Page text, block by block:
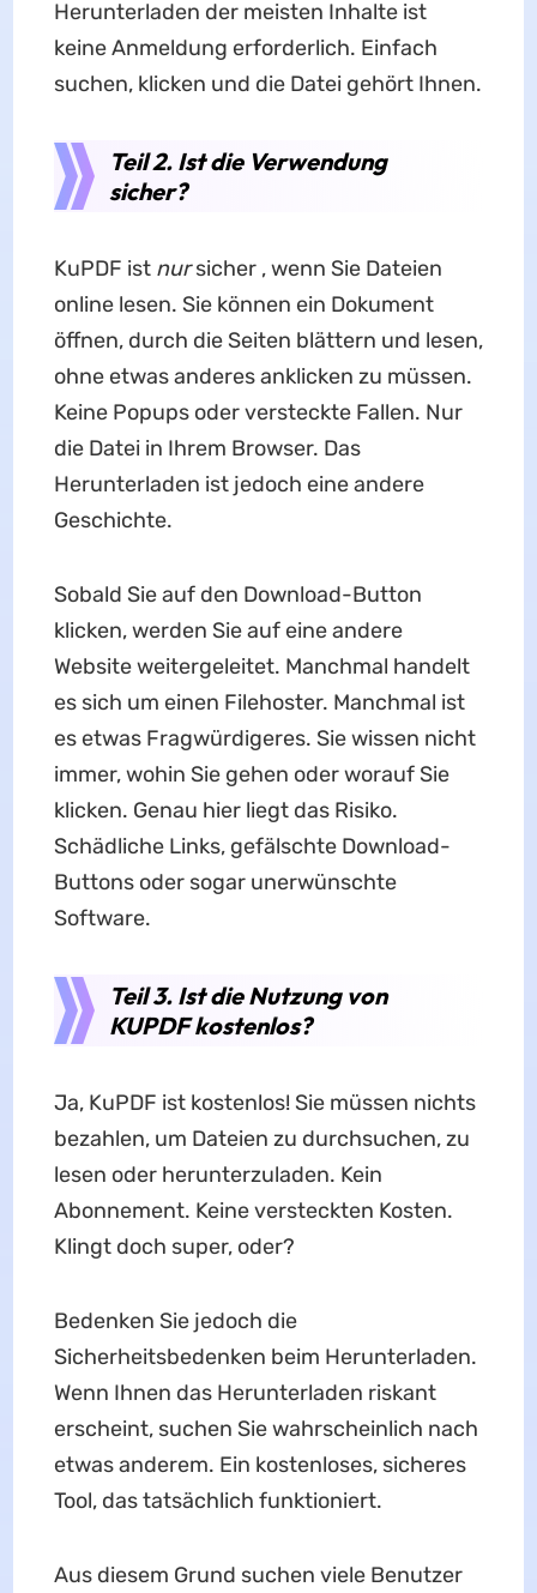
Herunterladen der meisten Inhalte ist
keine Anmeldung erforderlich. Einfach
suchen, klicken und die Datei gehört Ihnen.
Teil 2. Ist die Verwendung
sicher?
KuPDF ist nursicher , wenn Sie Dateien
online lesen. Sie können ein Dokument
öffnen, durch die Seiten blättern und lesen,
ohne etwas anderes anklicken zu müssen.
Keine Popups oder versteckte Fallen. Nur
die Datei in Ihrem Browser. Das
Herunterladen ist jedoch eine andere
Geschichte.
Sobald Sie auf den Download-Button
klicken, werden Sie auf eine andere
Website weitergeleitet. Manchmal handelt
es sich um einen Filehoster. Manchmal ist
es etwas Fragwürdigeres. Sie wissen nicht
immer, wohin Sie gehen oder worauf Sie
klicken. Genau hier liegt das Risiko.
Schädliche Links, gefälschte Download-
Buttons oder sogar unerwünschte
Software.
Teil 3. Ist die Nutzung von
KUPDF kostenlos?
Ja, KuPDF ist kostenlos! Sie müssen nichts
bezahlen, um Dateien zu durchsuchen, zu
lesen oder herunterzuladen. Kein
Abonnement. Keine versteckten Kosten.
Klingt doch super, oder?
Bedenken Sie jedoch die
Sicherheitsbedenken beim Herunterladen.
Wenn Ihnen das Herunterladen riskant
erscheint, suchen Sie wahrscheinlich nach
etwas anderem. Ein kostenloses, sicheres
Tool, das tatsächlich funktioniert.
Aus diesem Grund suchen viele Benutzer